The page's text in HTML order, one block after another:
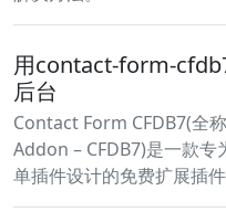
用contact-form-
后台
Contact Form CFDB7(全
Addon – CFDB7)是一款
单插件设计的免费扩展插件